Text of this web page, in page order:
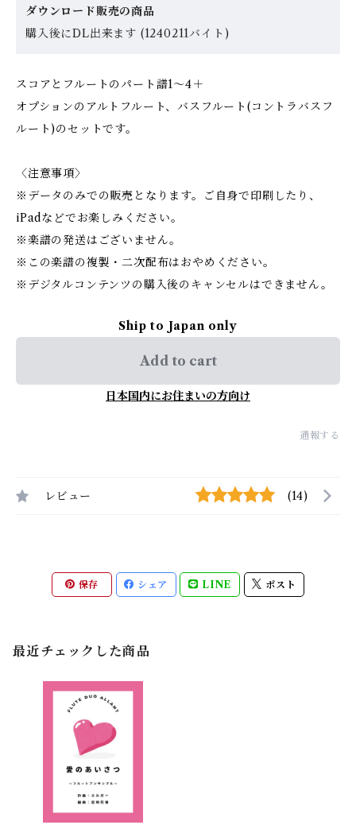
ダウンロード販売の商品
購入後にDL出来ます (1240211バイト)
スコアとフルートのパート譜1〜4＋
オプションのアルトフルート、バスフルート(コントラバスフ
ルート)のセットです。
〈注意事項〉
※データのみでの販売となります。ご自身で印刷したり、
iPadなどでお楽しみください。
※楽譜の発送はございません。
※この楽譜の複製・二次配布はおやめください。
※デジタルコンテンツの購入後のキャンセルはできません。
Ship to Japan only
Add to cart
日本国内にお住まいの方向け
通報する
レビュー (14)
保存 シェア LINE ポスト
最近チェックした商品